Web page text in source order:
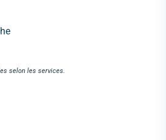
selon les services.